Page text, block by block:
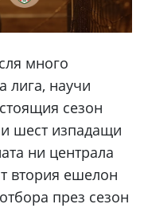
много
лига, научи
сезон
шест изпадащи
ни централа
втория ешелон
през сезон